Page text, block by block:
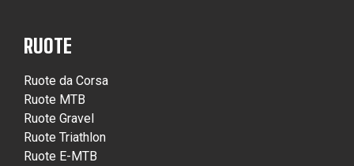
RUOTE
Ruote da Corsa
Ruote MTB
Ruote Gravel
Ruote Triathlon
Ruote E-MTB